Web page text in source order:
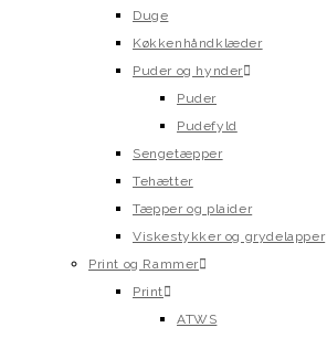
Duge
Køkkenhåndklæder
Puder og hynder
Puder
Pudefyld
Sengetæpper
Tehætter
Tæpper og plaider
Viskestykker og grydelapper
Print og Rammer
Print
ATWS